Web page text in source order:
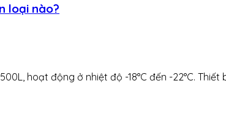
loại nào?
hoạt động ở nhiệt độ -18°C đến -22°C. Thiết